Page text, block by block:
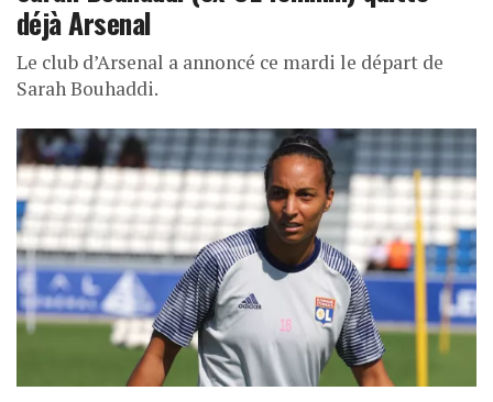
déjà Arsenal
Le club d’Arsenal a annoncé ce mardi le départ de
Sarah Bouhaddi.